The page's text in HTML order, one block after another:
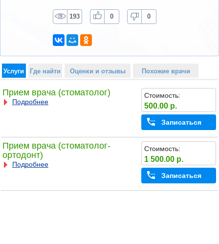
193 0 0
Услуги Где найти Оценки и отзывы Похожие врачи
Прием врача (стоматолог)
Подробнее
Стоимость:
500.00 р.
Записаться
Прием врача (стоматолог-
ортодонт)
Подробнее
Стоимость:
1 500.00 р.
Записаться